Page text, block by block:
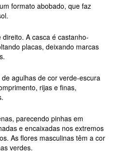
formato abobado, que faz
direito. A casca é castanho-
placas, deixando marcas
agulhas de cor verde-escura
rijas e finas,
parecendo pinhas em
e encaixadas nos extremos
As flores masculinas têm a cor
verdes.